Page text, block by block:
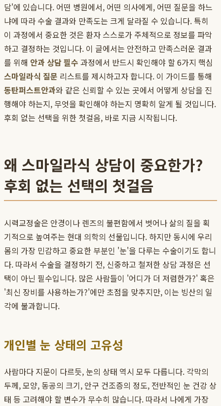
담'에 있습니다. 어떤 병원에서, 어떤 의사에게, 어떤 질문을 하느
냐에 따라 수술 결과와 만족도는 크게 달라질 수 있습니다. 특히
이 과정에서 중요한 것은 환자 스스로가 주체적으로 정보를 파악
하고 결정하는 것입니다. 이 글에서는 안전하고 만족스러운 결과
를 위해 안과 상담 필수 과정에서 반드시 확인해야 할 6가지 핵심
스마일라식 질문 리스트를 제시하고자 합니다. 이 가이드를 통해
동탄퍼스트안과와 같은 신뢰할 수 있는 곳에서 어떻게 상담을 진
행해야 하는지, 무엇을 확인해야 하는지 명확히 알게 될 것입니다.
후회 없는 선택을 위한 첫걸음, 바로 지금 시작됩니다.
왜 스마일라식 상담이 중요한가?
후회 없는 선택의 첫걸음
시력교정술은 안경이나 렌즈의 불편함에서 벗어나 삶의 질을 획
기적으로 높여주는 현대 의학의 선물입니다. 하지만 동시에 우리
몸의 가장 민감하고 중요한 부분인 '눈'을 다루는 수술이기도 합니
다. 따라서 수술을 결정하기 전, 신중하고 철저한 상담 과정은 선
택이 아닌 필수입니다. 많은 사람들이 '어디가 더 저렴한가?' 혹은
'최신 장비를 사용하는가?'에만 초점을 맞추지만, 이는 빙산의 일
각에 불과합니다.
개인별 눈 상태의 고유성
사람마다 지문이 다르듯, 눈의 상태 역시 모두 다릅니다. 각막의
두께, 모양, 동공의 크기, 안구 건조증의 정도, 전반적인 눈 건강 상
태 등 고려해야 할 변수가 무수히 많습니다. 따라서 나에게 가장